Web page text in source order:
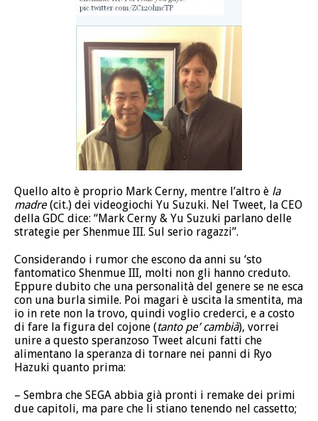
Quello alto è proprio Mark Cerny, mentre l’altro è la
madre(cit.) dei videogiochi Yu Suzuki. Nel Tweet, la CEO
della GDC dice: “Mark Cerny & Yu Suzuki parlano delle
strategie per Shenmue III. Sul serio ragazzi”.
Considerando i rumor che escono da anni su ‘sto
fantomatico Shenmue III, molti non gli hanno creduto.
Eppure dubito che una personalità del genere se ne esca
con una burla simile. Poi magari è uscita la smentita, ma
io in rete non la trovo, quindi voglio crederci, e a costo
di fare la figura del cojone (tanto pe’ cambià), vorrei
unire a questo speranzoso Tweet alcuni fatti che
alimentano la speranza di tornare nei panni di Ryo
Hazuki quanto prima:
– Sembra che SEGA abbia già pronti i remake dei primi
due capitoli, ma pare che li stiano tenendo nel cassetto;